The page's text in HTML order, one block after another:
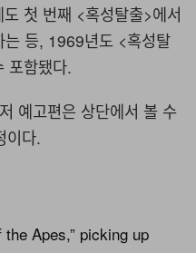
첫 번째 <혹성탈출>에서
는 등, 1969년도 <혹성탈
포함됐다.
예고편은 상단에서 볼 수
이다.
Apes,” picking up